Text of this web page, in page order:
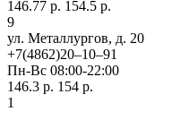
146.77 р. 154.5 р.
9
ул. ​Металлургов, д. 20
+7(4862)20‒10‒91
Пн-Вс 08:00-22:00
146.3 р. 154 р.
1